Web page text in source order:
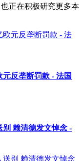
正在积极研究更多本
反垄断罚款 - 法国
赖清德发文悼念 -